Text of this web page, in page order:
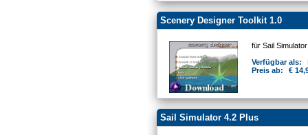
Scenery Designer Toolkit 1.0
für Sail
Verfügbar als:
Preis ab:
€
Sail Simulator 4.2 Plus